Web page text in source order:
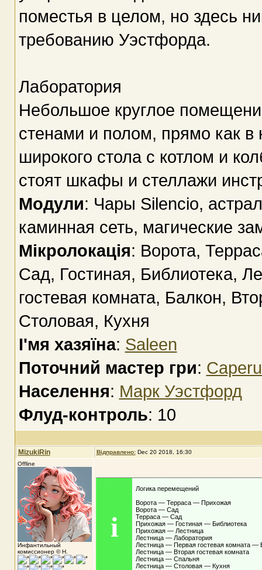
поместья в целом, но здесь
требованию Уэстфорда.
Лаборатория
Небольшое круглое
стенами и полом, прямо как в
широкого стола с котлом и
стоят шкафы и стеллажи
Модули: Чары Silencio,
каминная сеть, магические
Мікролокація: Ворота,
Сад, Гостиная, Библиотека,
гостевая комната, Балкон,
Столовая, Кухня
І'мя хазяїна: Saleen
Поточний мастер гри:
Населення: Марк Уэстфорд
Флуд-контроль: 10
MizukiRin Відправлено: Dec 20 2018, 16:30
Offline
Инфантильный
комиссионер © Н.
i
Логика перемещений
Ворота — Терраса — Прихожая
Ворота — Сад
Терраса — Сад
Прихожая — Гостиная — Библиотека
Прихожая — Лестница
Лестница — Лаборатория
Лестница — Первая гостевая комната —
Лестница — Вторая гостевая комната
Лестница — Спальня
Лестница — Столовая — Кухня